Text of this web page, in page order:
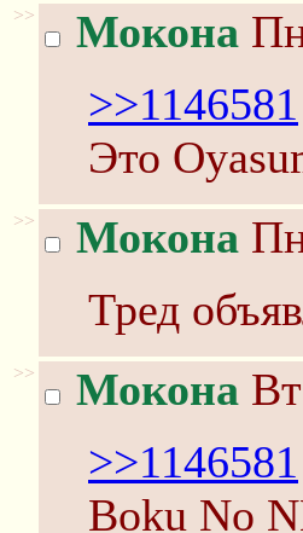
>> Мокона
>>1146581
Это
>> Мокона
Тред
>> Мокона
>>1146581
Boku No